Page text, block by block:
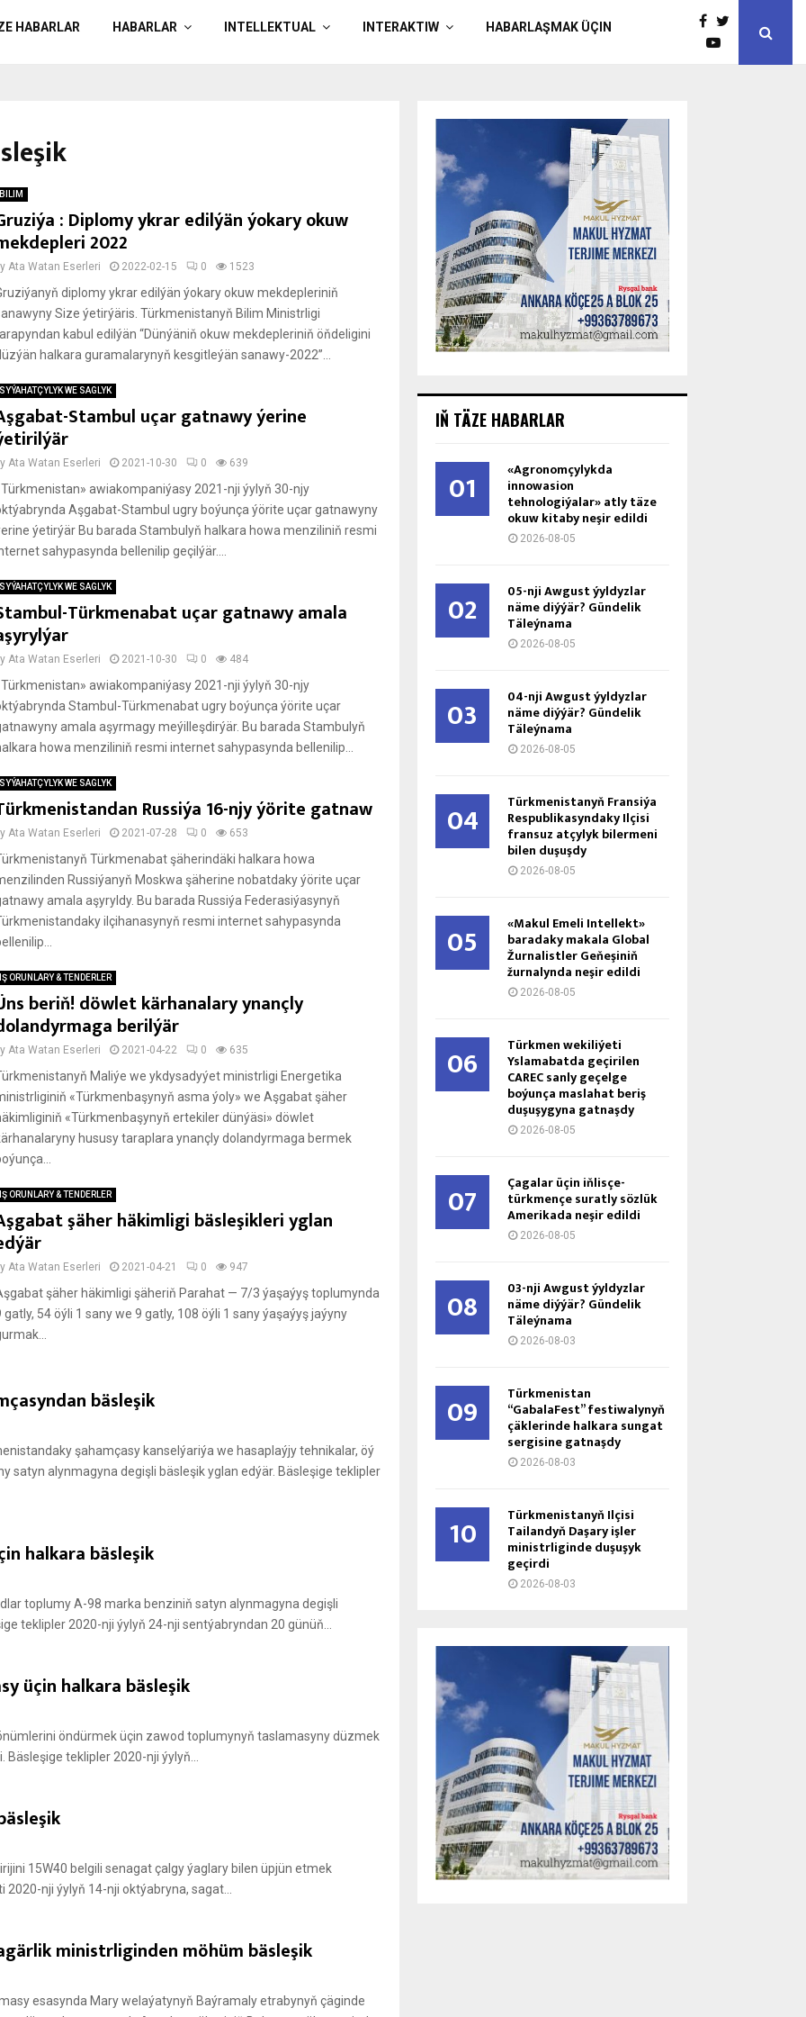
HABARLAR HABARLAR INTELLEKTUAL INTERAKTIW HABARLAŞMAK ÜÇIN
BILIM
: Diplomy ykrar edilýän ýokary okuw
2022
Ata Watan Eserleri 2022-02-15 0 1523
diplomy ykrar edilýän ýokary okuw mekdepleriniň
Size ýetirýäris. Türkmenistanyň Bilim Ministrligi
kabul edilýän “Dünýäniň okuw mekdepleriniň öňdeligini
halkara guramalarynyň kesgitleýän sanawy-2022”...
SYÝAHATÇYLYK WE SAGLYK
Stambul uçar gatnawy ýerine
Ata Watan Eserleri 2021-10-30 0 639
awiakompaniýasy 2021-nji ýylyň 30-njy
Aşgabat-Stambul ugry boýunça ýörite uçar gatnawyny
ýetirýär Bu barada Stambulyň halkara howa menziliniň resmi
sahypasynda bellenilip geçilýär....
SYÝAHATÇYLYK WE SAGLYK
Türkmenabat uçar gatnawy amala
Ata Watan Eserleri 2021-10-30 0 484
awiakompaniýasy 2021-nji ýylyň 30-njy
Stambul-Türkmenabat ugry boýunça ýörite uçar
amala aşyrmagy meýilleşdirýär. Bu barada Stambulyň
howa menziliniň resmi internet sahypasynda bellenilip...
SYÝAHATÇYLYK WE SAGLYK
Russiýa 16-njy ýörite gatnaw
Ata Watan Eserleri 2021-07-28 0 653
Türkmenabat şäherindäki halkara howa
Russiýanyň Moskwa şäherine nobatdaky ýörite uçar
amala aşyryldy. Bu barada Russiýa Federasiýasynyň
ilçihanasynyň resmi internet sahypasynda
IŞ ORUNLARY & TENDERLER
beriň! döwlet kärhanalary ynançly
berilýär
Ata Watan Eserleri 2021-04-22 0 635
Maliýe we ykdysadyýet ministrligi Energetika
«Türkmenbaşynyň asma ýoly» we Aşgabat şäher
«Türkmenbaşynyň ertekiler dünýäsi» döwlet
hususy taraplara ynançly dolandyrmaga bermek
IŞ ORUNLARY & TENDERLER
şäher häkimligi bäsleşikleri yglan
Ata Watan Eserleri 2021-04-21 0 947
şäher häkimligi şäheriň Parahat — 7/3 ýaşaýyş toplumynda
gatly, 54 öýli 1 sany we 9 gatly, 108 öýli 1 sany ýaşaýyş jaýyny
bäsleşik
şahamçasy kanselýariýa we hasaplaýjy tehnikalar, öý
satyn alynmagyna degişli bäsleşik yglan edýär. Bäsleşige teklipler
halkara bäsleşik
toplumy A-98 marka benziniň satyn alynmagyna degişli
teklipler 2020-nji ýylyň 24-nji sentýabryndan 20 günüň...
üçin halkara bäsleşik
öndürmek üçin zawod toplumynyň taslamasyny düzmek
teklipler 2020-nji ýylyň...
15W40 belgili senagat çalgy ýaglary bilen üpjün etmek
nji ýylyň 14-nji oktýabryna, sagat...
mi­nistr­li­ginden möhüm bäsleşik
esa­syn­da Ma­ry we­la­ýa­ty­nyň Baý­ra­ma­ly et­ra­by­nyň çä­gin­de
IŇ TÄZE HABARLAR
01 «Agronomçylykda
innowasion
tehnologiýalar» atly täze
okuw kitaby neşir edildi
2026-08-05
02 05-nji Awgust ýyldyzlar
näme diýýär? Gündelik
Täleýnama
2026-08-05
03 04-nji Awgust ýyldyzlar
näme diýýär? Gündelik
Täleýnama
2026-08-05
04 Türkmenistanyň Fransiýa
Respublikasyndaky Ilçisi
fransuz atçylyk bilermeni
bilen duşuşdy
2026-08-05
05 «Makul Emeli Intellekt»
baradaky makala Global
Žurnalistler Geňeşiniň
žurnalynda neşir edildi
2026-08-05
06 Türkmen wekiliýeti
Yslamabatda geçirilen
CAREC sanly geçelge
boýunça maslahat beriş
duşuşygyna gatnaşdy
2026-08-05
07 Çagalar üçin iňlisçe-
türkmençe suratly sözlük
Amerikada neşir edildi
2026-08-05
08 03-nji Awgust ýyldyzlar
näme diýýär? Gündelik
Täleýnama
2026-08-03
09 Türkmenistan
“GabalaFest” festiwalynyň
çäklerinde halkara sungat
sergisine gatnaşdy
2026-08-03
10 Türkmenistanyň Ilçisi
Tailandyň Daşary işler
ministrliginde duşuşyk
geçirdi
2026-08-03